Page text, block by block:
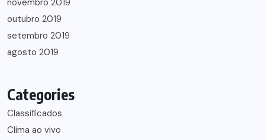
novembro 2019
outubro 2019
setembro 2019
agosto 2019
Categories
Classificados
Clima ao vivo